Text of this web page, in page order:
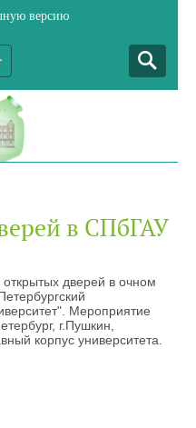
версию
в СПбГАУ
дверей в очном
Мероприятие
г.Пушкин,
корпус университета.